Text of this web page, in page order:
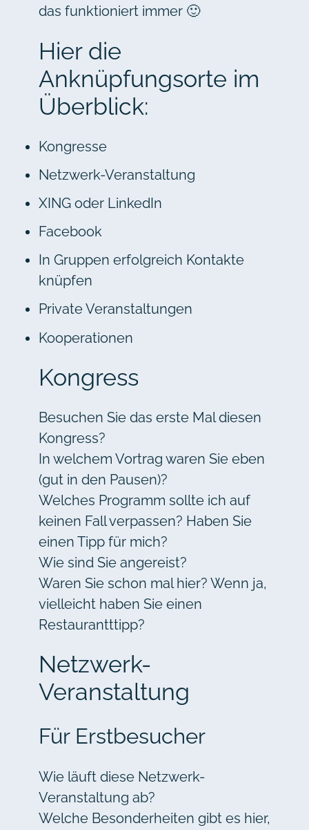
das funktioniert immer 🙂
Hier die
Anknüpfungsorte im
Überblick:
Kongresse
Netzwerk-Veranstaltung
XING oder LinkedIn
Facebook
In Gruppen erfolgreich Kontakte
knüpfen
Private Veranstaltungen
Kooperationen
Kongress
Besuchen Sie das erste Mal diesen
Kongress?
In welchem Vortrag waren Sie eben
(gut in den Pausen)?
Welches Programm sollte ich auf
keinen Fall verpassen? Haben Sie
einen Tipp für mich?
Wie sind Sie angereist?
Waren Sie schon mal hier? Wenn ja,
vielleicht haben Sie einen
Restaurantttipp?
Netzwerk-
Veranstaltung
Für Erstbesucher
Wie läuft diese Netzwerk-
Veranstaltung ab?
Welche Besonderheiten gibt es hier,